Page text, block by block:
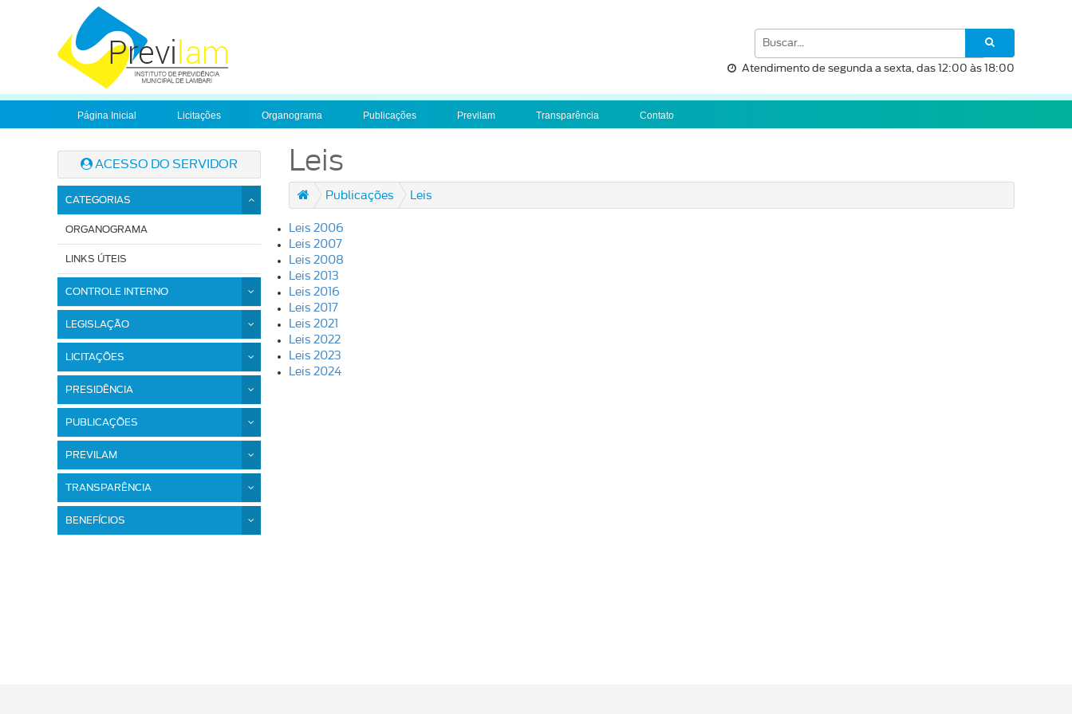
Atendimento de segunda a sexta, das 12:00 às 18:00
Página Inicial Licitações Organograma Publicações Previlam Transparência Contato
ACESSO DO SERVIDOR
CATEGORIAS
ORGANOGRAMA
LINKS ÚTEIS
CONTROLE INTERNO
LEGISLAÇÃO
LICITAÇÕES
PRESIDÊNCIA
PUBLICAÇÕES
PREVILAM
TRANSPARÊNCIA
BENEFÍCIOS
Leis
Publicações Leis
Leis 2006
Leis 2007
Leis 2008
Leis 2013
Leis 2016
Leis 2017
Leis 2021
Leis 2022
Leis 2023
Leis 2024